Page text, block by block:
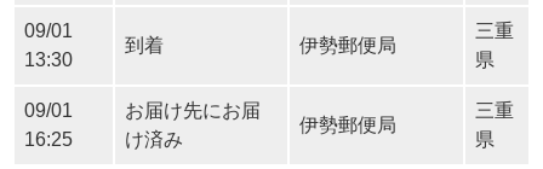
09/01
13:30
到着 伊勢郵便局
三重
県
09/01
16:25
お届け先にお届
け済み
伊勢郵便局
三重
県